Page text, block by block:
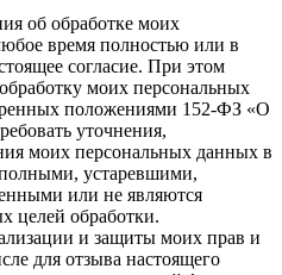
об обработке моих
время полностью или в
согласие. При этом
моих персональных
положениями 152-ФЗ «О
уточнения,
моих персональных данных в
устаревшими,
или не являются
целей обработки.
и защиты моих прав и
для отзыва настоящего